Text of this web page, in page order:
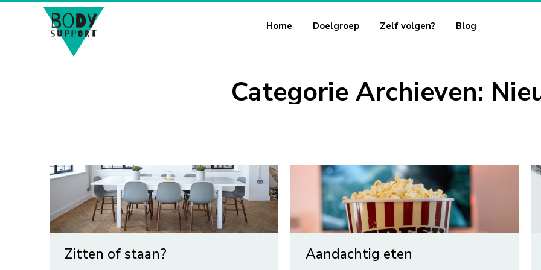
Home Doelgroep Zelf volgen? Blog
Categorie Archieven:
Zitten of staan? Aandachtig eten